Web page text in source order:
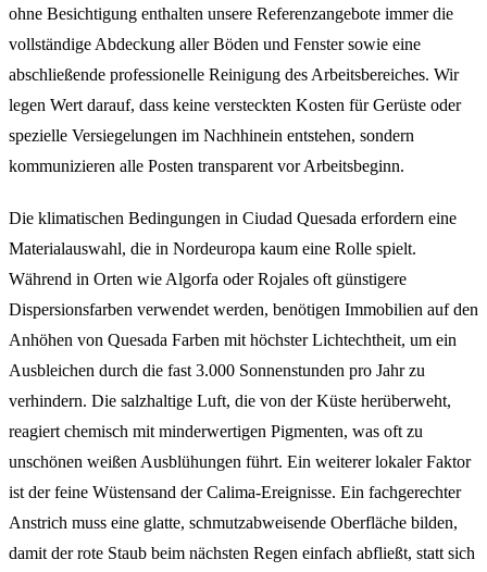
ohne Besichtigung enthalten unsere Referenzangebote immer die
vollständige Abdeckung aller Böden und Fenster sowie eine
abschließende professionelle Reinigung des Arbeitsbereiches. Wir
legen Wert darauf, dass keine versteckten Kosten für Gerüste oder
spezielle Versiegelungen im Nachhinein entstehen, sondern
kommunizieren alle Posten transparent vor Arbeitsbeginn.
Die klimatischen Bedingungen in Ciudad Quesada erfordern eine
Materialauswahl, die in Nordeuropa kaum eine Rolle spielt.
Während in Orten wie Algorfa oder Rojales oft günstigere
Dispersionsfarben verwendet werden, benötigen Immobilien auf den
Anhöhen von Quesada Farben mit höchster Lichtechtheit, um ein
Ausbleichen durch die fast 3.000 Sonnenstunden pro Jahr zu
verhindern. Die salzhaltige Luft, die von der Küste herüberweht,
reagiert chemisch mit minderwertigen Pigmenten, was oft zu
unschönen weißen Ausblühungen führt. Ein weiterer lokaler Faktor
ist der feine Wüstensand der Calima-Ereignisse. Ein fachgerechter
Anstrich muss eine glatte, schmutzabweisende Oberfläche bilden,
damit der rote Staub beim nächsten Regen einfach abfließt, statt sich